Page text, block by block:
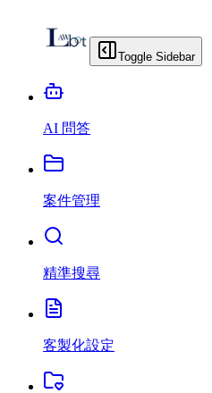
Toggle Sidebar
AI 問答
案件管理
精準搜尋
客製化設定